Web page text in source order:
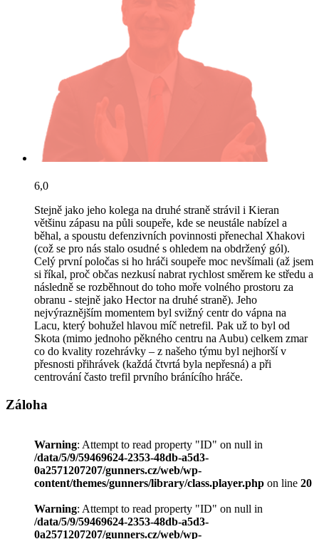
6,0
Stejně jako jeho kolega na druhé straně strávil i Kieran
většinu zápasu na půli soupeře, kde se neustále nabízel a
běhal, a spoustu defenzivních povinnosti přenechal Xhakovi
(což se pro nás stalo osudné s ohledem na obdržený gól).
Celý první poločas si ho hráči soupeře moc nevšímali (až jsem
si říkal, proč občas nezkusí nabrat rychlost směrem ke středu a
následně se rozběhnout do toho moře volného prostoru za
obranu - stejně jako Hector na druhé straně). Jeho
nejvýraznějším momentem byl svižný centr do vápna na
Lacu, který bohužel hlavou míč netrefil. Pak už to byl od
Skota (mimo jednoho pěkného centru na Aubu) celkem zmar
co do kvality rozehrávky – z našeho týmu byl nejhorší v
přesnosti přihrávek (každá čtvrtá byla nepřesná) a při
centrování často trefil prvního bránícího hráče.
Záloha
Warning: Attempt to read property "ID" on null in
/data/5/9/59469624-2353-48db-a5d3-
0a2571207207/gunners.cz/web/wp-
content/themes/gunners/library/class.player.php on line 20
Warning: Attempt to read property "ID" on null in
/data/5/9/59469624-2353-48db-a5d3-
0a2571207207/gunners.cz/web/wp-